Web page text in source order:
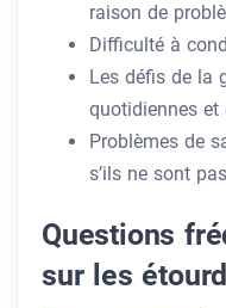
raison de
Difficulté à
Les défis de la
quotidiennes et
Problèmes de
s’ils ne sont
Questions
sur les